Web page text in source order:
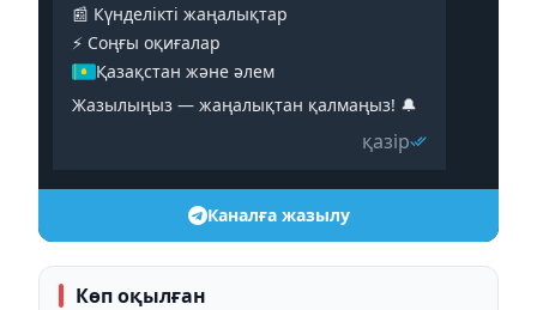
📰 Күнделікті жаңалықтар
⚡️ Соңғы оқиғалар
Қазақстан және әлем
Жазылыңыз — жаңалықтан қалмаңыз! 🔔
қазір
Каналға жазылу
Көп оқылған